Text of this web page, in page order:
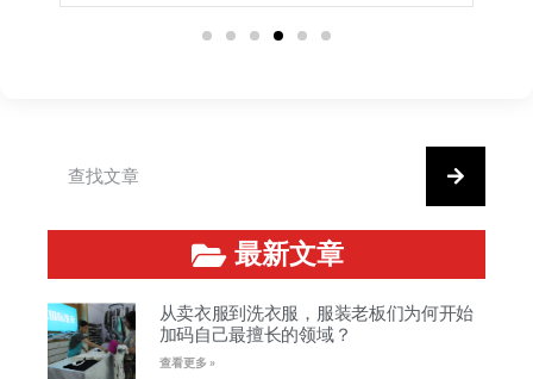
最新文章
从卖衣服到洗衣服，服装老板们为何开始
加码自己最擅长的领域？
查看更多 »